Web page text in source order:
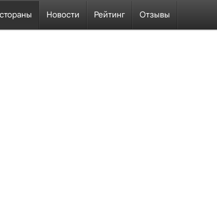
Новости Рейтинг Отзывы